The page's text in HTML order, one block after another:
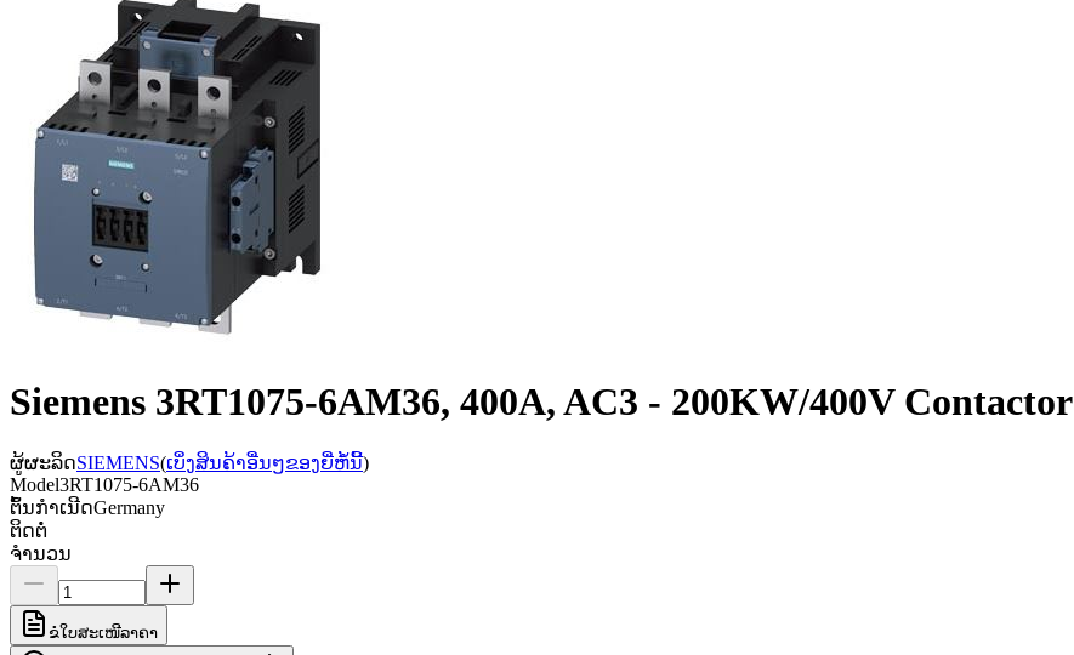
Siemens 3RT1075-6AM36, 400A, AC3 - 200KW/400V Contactor
ຜູ້ຜະລິດSIEMENS(ເບິ່ງສິນຄ້າອື່ນໆຂອງຍີ່ຫໍ້ນີ້)
Model3RT1075-6AM36
ຕົ້ນກຳເນີດGermany
ຕິດຕໍ່
ຈຳນວນ
ຂໍໃບສະເໜີລາຄາ